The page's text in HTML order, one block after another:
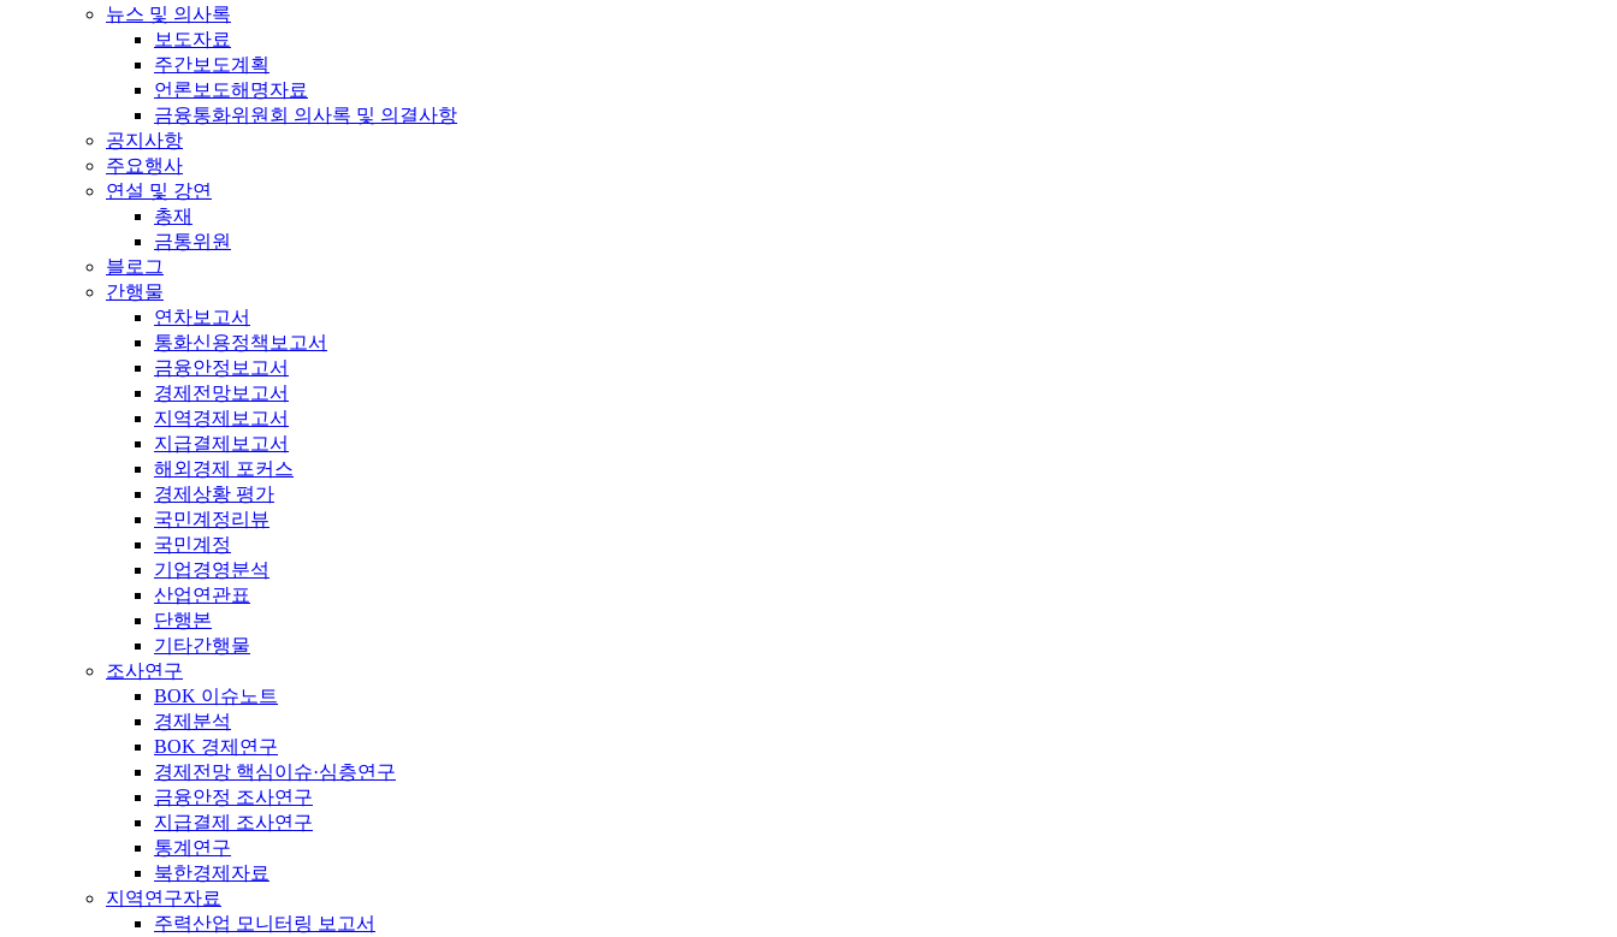
뉴스 및 의사록
보도자료
주간보도계획
언론보도해명자료
금융통화위원회 의사록 및 의결사항
공지사항
주요행사
연설 및 강연
총재
금통위원
블로그
간행물
연차보고서
통화신용정책보고서
금융안정보고서
경제전망보고서
지역경제보고서
지급결제보고서
해외경제 포커스
경제상황 평가
국민계정리뷰
국민계정
기업경영분석
산업연관표
단행본
기타간행물
조사연구
BOK 이슈노트
경제분석
BOK 경제연구
경제전망 핵심이슈·심층연구
금융안정 조사연구
지급결제 조사연구
통계연구
북한경제자료
지역연구자료
주력산업 모니터링 보고서